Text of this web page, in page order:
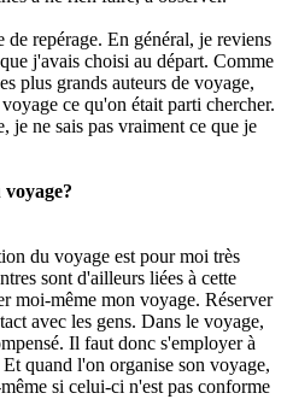
de repérage. En général, je reviens
j'avais choisi au départ. Comme
plus grands auteurs de voyage,
ce qu'on était parti chercher.
je ne sais pas vraiment ce que je
du voyage est pour moi très
sont d'ailleurs liées à cette
moi-même mon voyage. Réserver
avec les gens. Dans le voyage,
Il faut donc s'employer à
quand l'on organise son voyage,
si celui-ci n'est pas conforme